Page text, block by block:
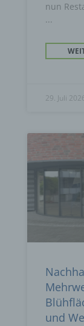
nun
29. Juli
und